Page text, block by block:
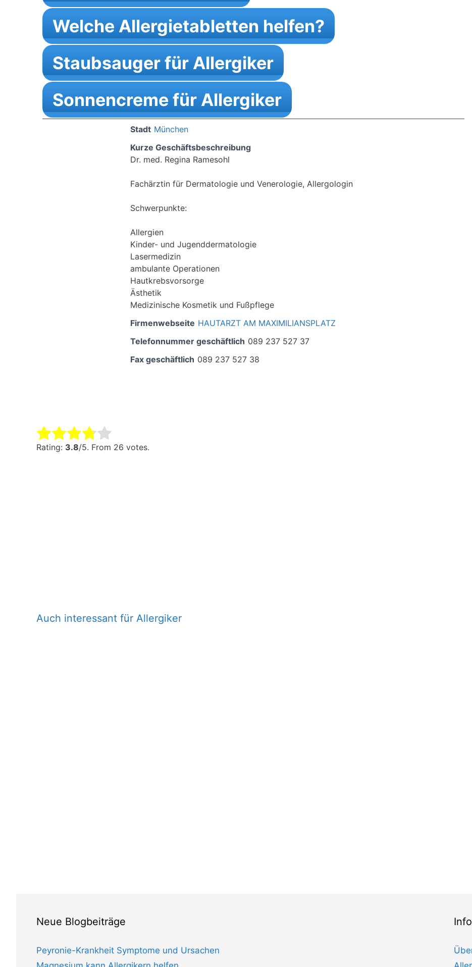
Welche Allergietabletten helfen?
Staubsauger für Allergiker
Sonnencreme für Allergiker
Stadt München
Kurze Geschäftsbeschreibung
Dr. med. Regina Ramesohl
Fachärztin für Dermatologie und Venerologie, Allergologin
Schwerpunkte:
Allergien
Kinder- und Jugenddermatologie
Lasermedizin
ambulante Operationen
Hautkrebsvorsorge
Ästhetik
Medizinische Kosmetik und Fußpflege
Firmenwebseite HAUTARZT AM MAXIMILIANSPLATZ
Telefonnummer geschäftlich 089 237 527 37
Fax geschäftlich 089 237 527 38
Rate this item:
Rating: 3.8/5. From 26 votes.
Auch interessant für Allergiker
Neue Blogbeiträge
Peyronie-Krankheit Symptome und Ursachen